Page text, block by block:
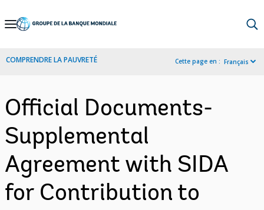
Skip
Navigation
COMPRENDRE LA PAUVRETÉ Cette page en : Français
Official Documents-
Supplemental
Agreement with SIDA
for Contribution to